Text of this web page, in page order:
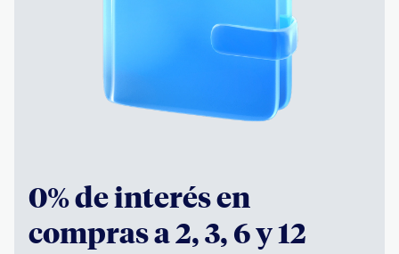
0% de interés en
compras a 2, 3, 6 y 12